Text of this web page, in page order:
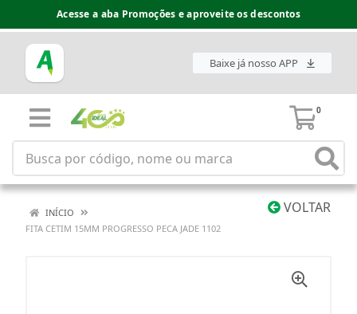
Acesse a aba Promoções e aproveite os descontos
Baixe já nosso APP
0
VOLTAR
INÍCIO
FITA CETIM 15MM PROGRESSO PECA JADE 1102